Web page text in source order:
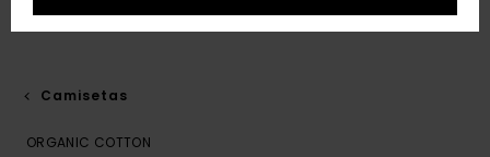
Camisetas
ORGANIC COTTON